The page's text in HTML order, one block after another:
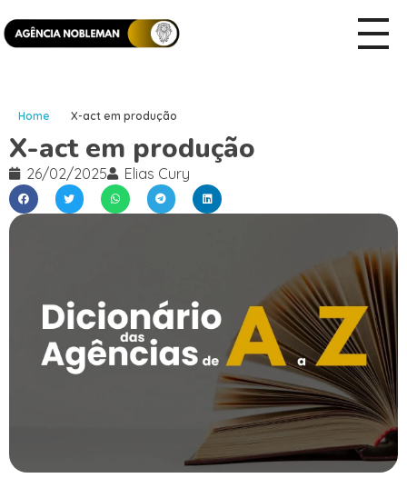
Home X-act em produção
X-act em produção
26/02/2025 Elias Cury